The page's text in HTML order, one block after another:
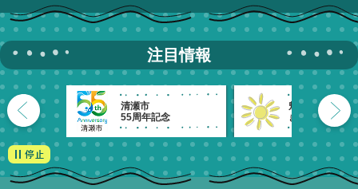
注目情報
清瀬市
55周年記念
魅力発信！
きよせのーと。